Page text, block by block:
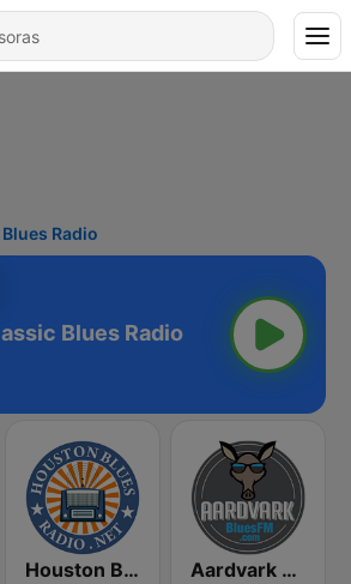
Radio
Blues Radio
Houston Blues Radio Aardvark Blues FM